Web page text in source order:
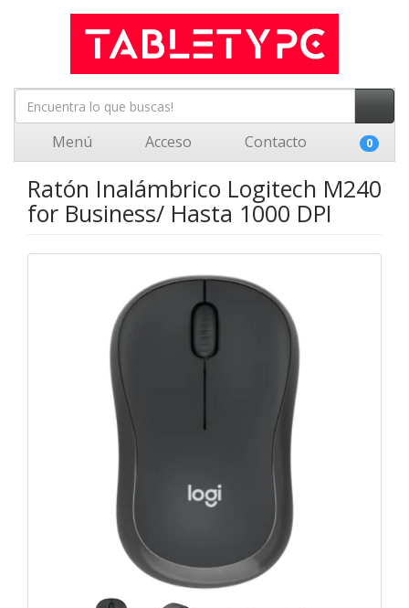
Menú Acceso Contacto 0
Ratón Inalámbrico Logitech M240
for Business/ Hasta 1000 DPI